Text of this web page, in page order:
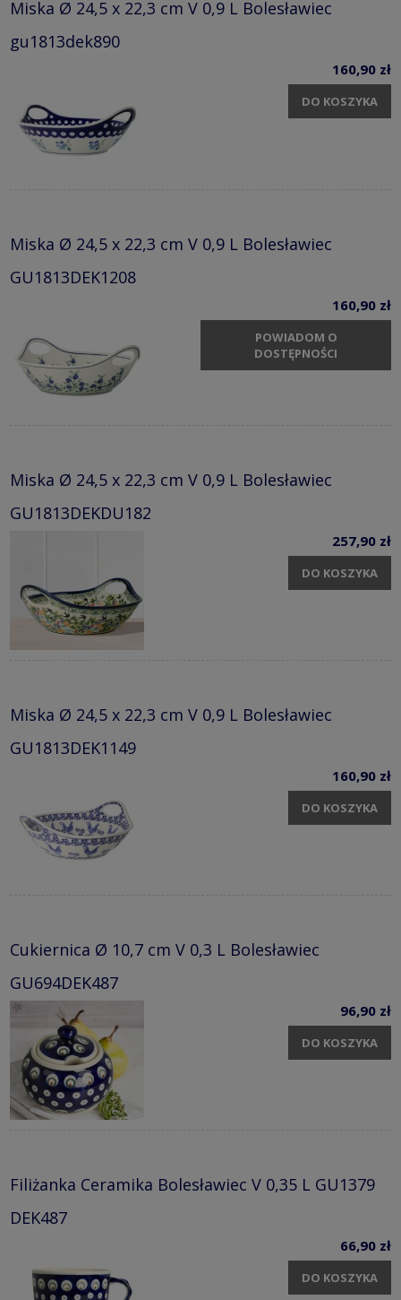
Miska Ø 24,5 x 22,3 cm V 0,9 L Bolesławiec
gu1813dek890
160,90 zł
DO KOSZYKA
Miska Ø 24,5 x 22,3 cm V 0,9 L Bolesławiec
GU1813DEK1208
160,90 zł
POWIADOM O
DOSTĘPNOŚCI
Miska Ø 24,5 x 22,3 cm V 0,9 L Bolesławiec
GU1813DEKDU182
257,90 zł
DO KOSZYKA
Miska Ø 24,5 x 22,3 cm V 0,9 L Bolesławiec
GU1813DEK1149
160,90 zł
DO KOSZYKA
Cukiernica Ø 10,7 cm V 0,3 L Bolesławiec
GU694DEK487
96,90 zł
DO KOSZYKA
Filiżanka Ceramika Bolesławiec V 0,35 L GU1379
DEK487
66,90 zł
DO KOSZYKA